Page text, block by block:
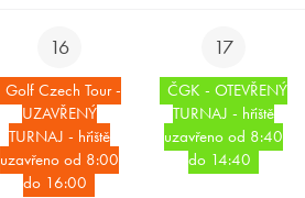
16
Golf Czech Tour -
UZAVŘENÝ
TURNAJ - hřiště
uzavřeno od 8:00
do 16:00
17
ČGK - OTEVŘENÝ
TURNAJ - hřiště
uzavřeno od 8:40
do 14:40